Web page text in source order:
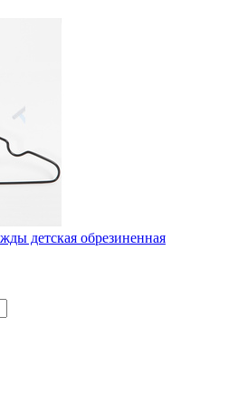
детская обрезиненная